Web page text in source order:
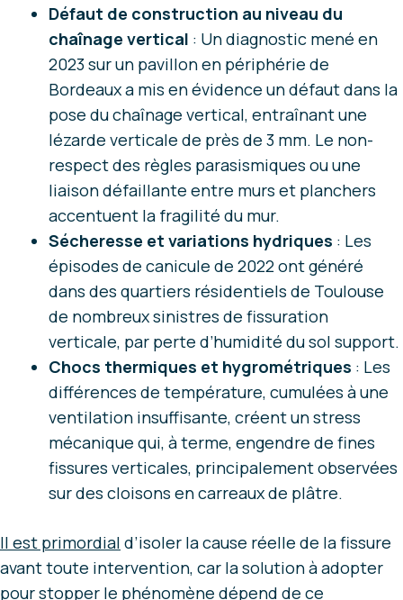
Défaut de construction au niveau du
chaînage vertical : Un diagnostic mené en
2023 sur un pavillon en périphérie de
Bordeaux a mis en évidence un défaut dans la
pose du chaînage vertical, entraînant une
lézarde verticale de près de 3 mm. Le non-
respect des règles parasismiques ou une
liaison défaillante entre murs et planchers
accentuent la fragilité du mur.
Sécheresse et variations hydriques : Les
épisodes de canicule de 2022 ont généré
dans des quartiers résidentiels de Toulouse
de nombreux sinistres de fissuration
verticale, par perte d’humidité du sol support.
Chocs thermiques et hygrométriques : Les
différences de température, cumulées à une
ventilation insuffisante, créent un stress
mécanique qui, à terme, engendre de fines
fissures verticales, principalement observées
sur des cloisons en carreaux de plâtre.
Il est primordial d’isoler la cause réelle de la fissure
avant toute intervention, car la solution à adopter
pour stopper le phénomène dépend de ce